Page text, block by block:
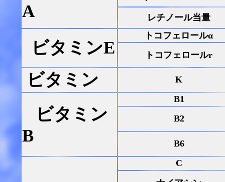
A
レチノール当量
ビタミンE
トコフェロールα
トコフェロールr
ビタミン K
ビタミン
B
B1
B2
B6
C